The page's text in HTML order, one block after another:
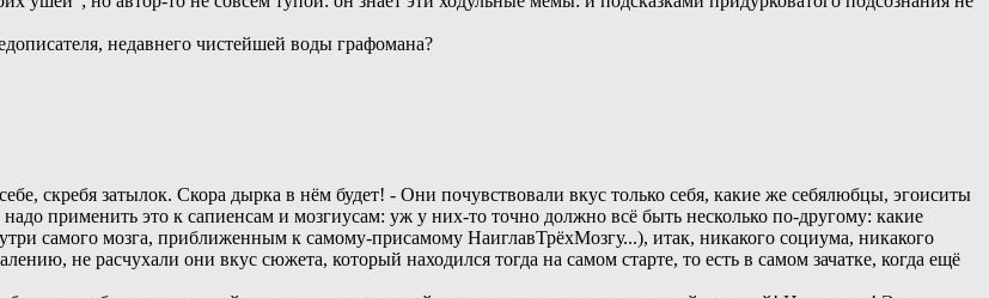
недавнего чистейшей воды графомана?
скребя затылок. Скора дырка в нём будет! - Они почувствовали вкус только себя, какие же себялюбцы, эгоиситы
применить это к сапиенсам и мозгиусам: уж у них-то точно должно всё быть несколько по-другому: какие
самого мозга, приближенным к самому-присамому НаиглавТрёхМозгу...), итак, никакого социума, никакого
не расчухали они вкус сюжета, который находился тогда на самом старте, то есть в самом зачатке, когда ещё